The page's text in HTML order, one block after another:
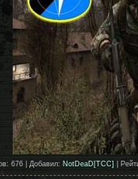
: 676 | Добавил: NotDeaD[TCC]